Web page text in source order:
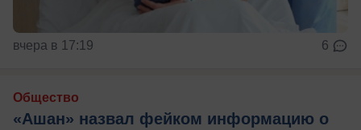
вчера в 17:19 6
Общество
«Ашан» назвал фейком информацию о